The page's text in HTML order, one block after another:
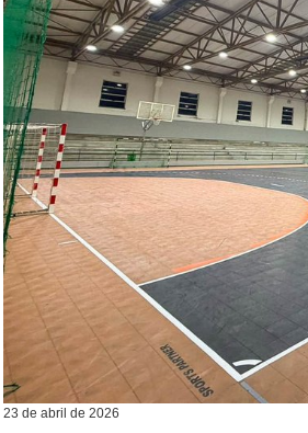
23 de abril de 2026